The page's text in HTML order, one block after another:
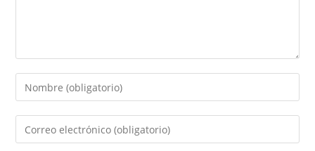
Introduce
tu
nombre
Introduce
tu